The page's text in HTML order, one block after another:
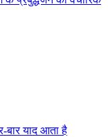
बार याद आता है